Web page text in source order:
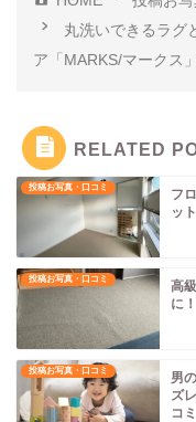
丸洗いできるラグ
ア「MARKS/マークス
RELATED
投稿お写真・口コミ
フ
ッ
投稿お写真・口コミ
高
に
投稿お写真・口コミ
男
ズ
コミ